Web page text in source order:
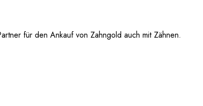
für den Ankauf von Zahngold auch mit Zähnen.